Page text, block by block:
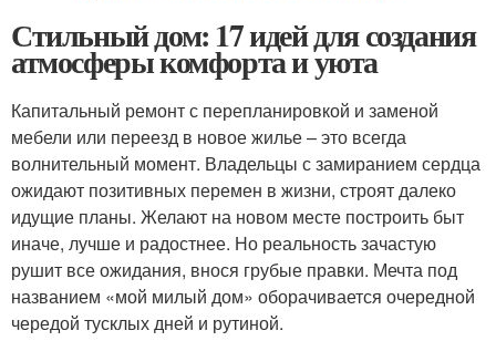
Стильный дом: 17 идей для создания
атмосферы комфорта и уюта
Капитальный ремонт с перепланировкой и заменой
мебели или переезд в новое жилье – это всегда
волнительный момент. Владельцы с замиранием сердца
ожидают позитивных перемен в жизни, строят далеко
идущие планы. Желают на новом месте построить быт
иначе, лучше и радостнее. Но реальность зачастую
рушит все ожидания, внося грубые правки. Мечта под
названием «мой милый дом» оборачивается очередной
чередой тусклых дней и рутиной.